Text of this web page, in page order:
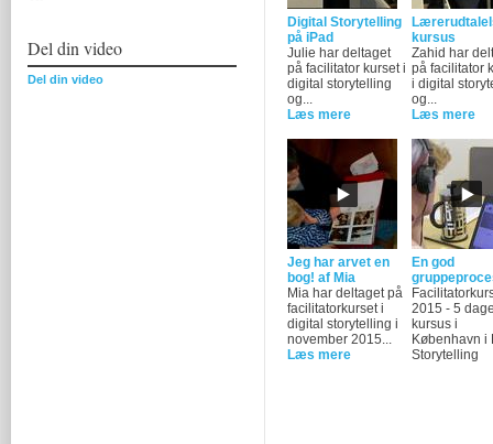
Del din video
Del din video
Digital Storytelling
på iPad
Julie har deltaget
på facilitator kurset i
digital storytelling
og...
Læs mere
kursus
Zahid har
på facilitator
i digital
og...
Læs mere
Jeg har arvet en
bog! af Mia
Mia har deltaget på
facilitatorkurset i
digital storytelling i
november 2015...
Læs mere
En god
2015 - 5
kursus i
København i
Storytelling